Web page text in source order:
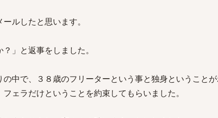
ルしたと思います。
」と返事をしました。
中で、３８歳のフリーターという事と独身ということ
ェラだけということを約束してもらいました。